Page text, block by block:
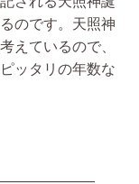
のです。天照神
えているので、
ッタリの年数な